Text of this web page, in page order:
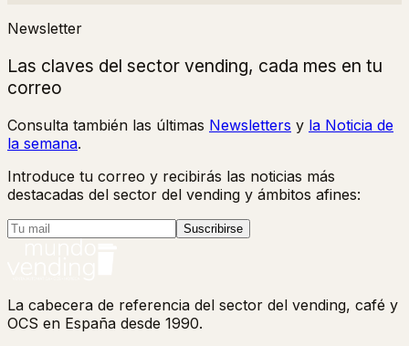
Newsletter
Las claves del sector vending, cada mes en tu
correo
Consulta también las últimas Newsletters y la Noticia de
la semana.
Introduce tu correo y recibirás las noticias más
destacadas del sector del vending y ámbitos afines:
Suscribirse
La cabecera de referencia del sector del vending, café y
OCS en España desde 1990.